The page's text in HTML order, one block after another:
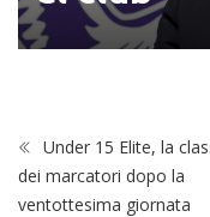
Under 15 Elite, la
dei marcatori dopo la
ventottesima giornata